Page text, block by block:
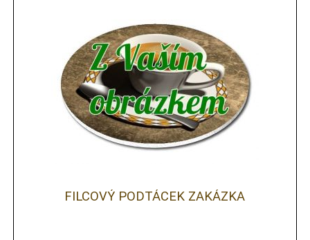
FILCOVÝ PODTÁCEK ZAKÁZKA